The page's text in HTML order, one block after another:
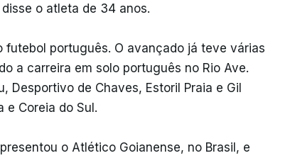
o atleta de 34 anos.
futebol português. O avançado já teve várias
a carreira em solo português no Rio Ave.
Desportivo de Chaves, Estoril Praia e Gil
e Coreia do Sul.
o Atlético Goianense, no Brasil, e